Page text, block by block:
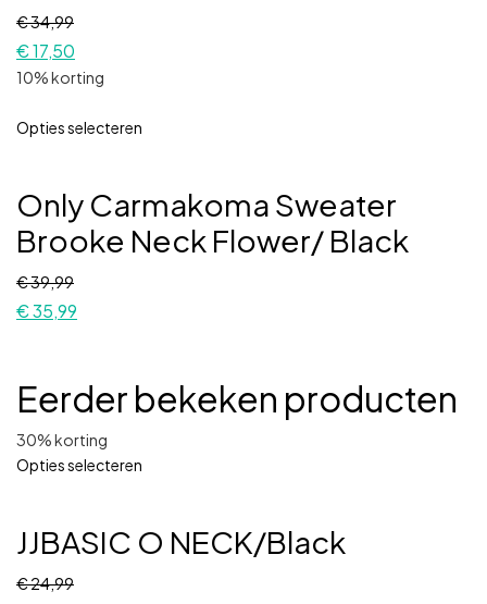
€34,99
€17,50
10% korting
Opties selecteren
Only Carmakoma Sweater
Brooke Neck Flower/ Black
€39,99
€35,99
Eerder bekeken producten
30% korting
Opties selecteren
JJBASIC O NECK/Black
€24,99